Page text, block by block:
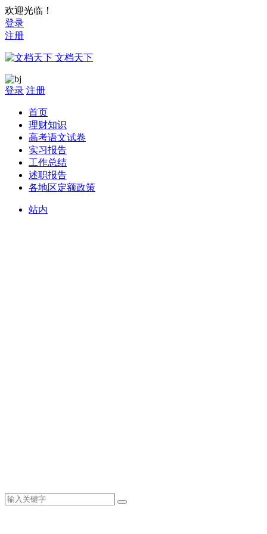
欢迎光临！
登录
注册
文档天下
登录 注册
首页
理财知识
高考语文试卷
实习报告
工作总结
述职报告
各地区定额政策
站内